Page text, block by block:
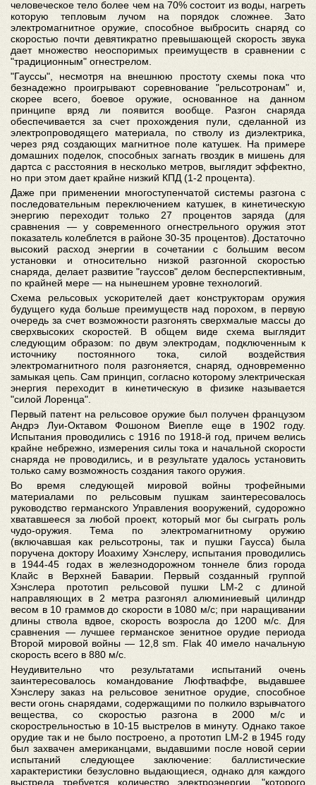
человеческое тело более чем на 70% состоит из воды, нагреть
которую тепловым лучом на порядок сложнее. Зато
электромагнитное оружие, способное выбросить снаряд со
скоростью почти девятикратно превышающей скорость звука
дает множество неоспоримых преимуществ в сравнении с
"традиционным" огнестрелом.
"Гауссы", несмотря на внешнюю простоту схемы пока что
безнадежно проигрывают соревнование "рельсотронам" и,
скорее всего, боевое оружие, основанное на данном
принципе вряд ли появится вообще. Разгон снаряда
обеспечивается за счет прохождения пули, сделанной из
электропроводящего материала, по стволу из диэлектрика,
через ряд создающих магнитное поле катушек. На примере
домашних поделок, способных загнать гвоздик в мишень для
дартса с расстояния в несколько метров, выглядит эффектно,
но при этом дает крайне низкий КПД (1-2 процента).
Даже при применении многоступенчатой системы разгона с
последовательным переключением катушек, в кинетическую
энергию переходит только 27 процентов заряда (для
сравнения — у современного огнестрельного оружия этот
показатель колеблется в районе 30-35 процентов). Достаточно
высокий расход энергии в сочетании с большим весом
установки и относительно низкой разгонной скоростью
снаряда, делает развитие "гауссов" делом бесперспективным,
по крайней мере — на нынешнем уровне технологий.
Схема рельсовых ускорителей дает конструкторам оружия
будущего куда больше преимуществ над порохом, в первую
очередь за счет возможности разгонять сверхмалые массы до
сверхвысоких скоростей. В общем виде схема выглядит
следующим образом: по двум электродам, подключенным к
источнику постоянного тока, силой воздействия
электромагнитного поля разгоняется, снаряд, одновременно
замыкая цепь. Сам принцип, согласно которому электрическая
энергия переходит в кинетическую в физике называется
"силой Лоренца".
Первый патент на рельсовое оружие был получен французом
Андрэ Луи-Октавом Фошоном Виепле еще в 1902 году.
Испытания проводились с 1916 по 1918-й год, причем велись
крайне небрежно, измерения силы тока и начальной скорости
снаряда не проводились, и в результате удалось установить
только саму возможность создания такого оружия.
Во время следующей мировой войны трофейными
материалами по рельсовым пушкам заинтересовалось
руководство германского Управления вооружений, судорожно
хватавшееся за любой проект, который мог бы сыграть роль
чудо-оружия. Тема по электромагнитному оружию
(включавшая как рельсотроны, так и пушки Гаусса) была
поручена доктору Иоахиму Хэнслеру, испытания проводились
в 1944-45 годах в железнодорожном тоннеле близ города
Клайс в Верхней Баварии. Первый созданный группой
Хэнслера прототип рельсовой пушки LM-2 с длиной
направляющих в 2 метра разгонял алюминиевый цилиндр
весом в 10 граммов до скорости в 1080 м/с; при наращивании
длины ствола вдвое, скорость возросла до 1200 м/c. Для
сравнения — лучшее германское зенитное орудие периода
Второй мировой войны — 12,8 sm. Flak 40 имело начальную
скорость всего в 880 м/c.
Неудивительно что результатами испытаний очень
заинтересовалось командование Люфтваффе, выдавшее
Хэнслеру заказ на рельсовое зенитное орудие, способное
вести огонь снарядами, содержащими по полкило взрывчатого
вещества, со скоростью разгона в 2000 м/c и
скорострельностью в 10-15 выстрелов в минуту. Однако такое
орудие так и не было построено, а прототип LM-2 в 1945 году
был захвачен американцами, выдавшими после новой серии
испытаний следующее заключение: баллистические
характеристики безусловно выдающиеся, однако для каждого
выстрела требуется количество электроэнергии, "которого